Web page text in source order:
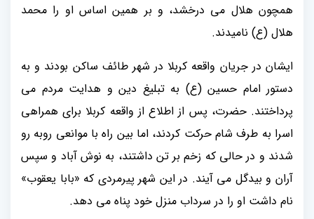
همچون هلال می درخشد، و بر همین اساس او را محمد
هلال (ع) نامیدند.
ایشان در جریان واقعه کربلا در شهر طائف ساکن بودند و به
دستور امام حسین (ع) به تبلیغ دین و هدایت مردم می
پرداختند. حضرت، پس از اطلاع از واقعه کربلا برای همراهی
اسرا به طرف شام حرکت کردند، اما بین راه با موانعی روبه رو
شدند و در حالی که زخم بر تن داشتند، به نوش آباد و سپس
آران و بیدگل می آیند. در این شهر پیرمردی که «بابا یعقوب»
نام داشت او را در سرداب منزل خود پناه می دهد.